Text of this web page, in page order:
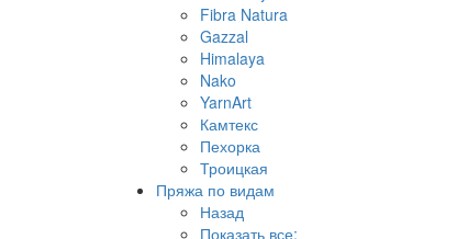
Fibra Natura
Gazzal
Himalaya
Nako
YarnArt
Камтекс
Пехорка
Троицкая
Пряжа по видам
Назад
Показать все: